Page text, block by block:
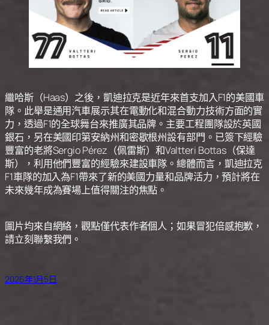
繼哈斯（Haas）之後，凱迪拉克是近年來首支加入F1的美國車
隊。此舉是通用汽車展示其在電動化和混合動力技術方面的實
力，透過F1的全球舞台來推廣其品牌。主要工程團隊設於英國
銀石，另在美國印第安納州和密歇根州設有部門。已簽下經驗
豐富的老將Sergio Pérez（佩雷斯）和Valtteri Bottas（保達
斯），利用他們豐富的經驗來建設車隊。總體而言，凱迪拉克
F1車隊的加入為F1帶來了新的美國力量和品牌活力，預計將在
未來幾年成為賽場上值得關注的焦點。
圖片均來自網絡，觀點僅代表作者個人；如果冒犯倍感抱歉，
請立刻聯繫我們。
2026年1月5日